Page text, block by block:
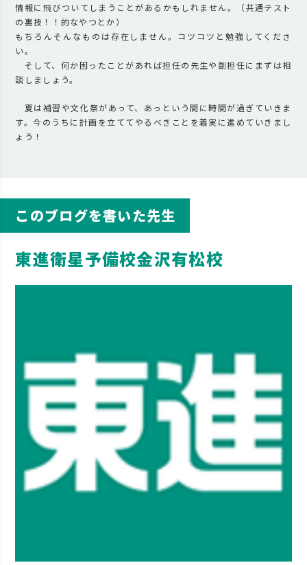
情報に飛びついてしまうことがあるかもしれません。（共通テスト
の裏技！！的なやつとか）
もちろんそんなものは存在しません。コツコツと勉強してくださ
い。
そして、何か困ったことがあれば担任の先生や副担任にまずは相
談しましょう。
夏は補習や文化祭があって、あっという間に時間が過ぎていきま
す。今のうちに計画を立ててやるべきことを着実に進めていきまし
ょう！
このブログを書いた先生
東進衛星予備校金沢有松校